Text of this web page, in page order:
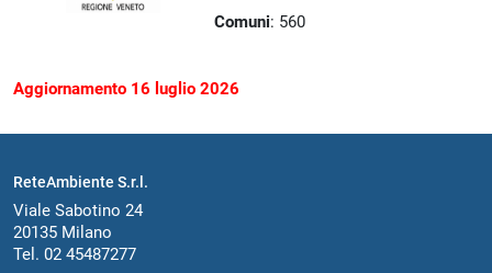
Comuni: 560
Aggiornamento 16 luglio 2026
ReteAmbiente S.r.l.
Viale Sabotino 24
20135 Milano
Tel. 02 45487277